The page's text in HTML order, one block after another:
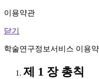
이용약관
닫기
학술연구정보서비스 이용
제 1 장 총칙